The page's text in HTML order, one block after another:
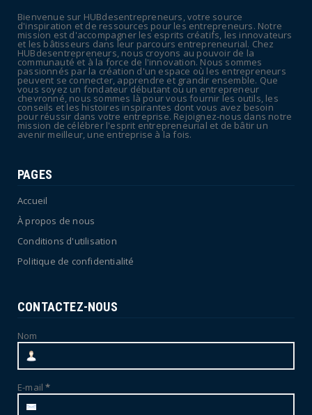
July 09, 2026
UNCATEGORIZED
La rentrée sera-t-elle chaude dans la
fonction publique ? Le...
July 08, 2026
Bienvenue sur HUBdesentrepreneurs, votre source
d'inspiration et de ressources pour les entrepreneurs. Notre
mission est d'accompagner les esprits créatifs, les innovateurs
et les bâtisseurs dans leur parcours entrepreneurial. Chez
HUBdesentrepreneurs, nous croyons au pouvoir de la
communauté et à la force de l'innovation. Nous sommes
passionnés par la création d'un espace où les entrepreneurs
peuvent se connecter, apprendre et grandir ensemble. Que
vous soyez un fondateur débutant ou un entrepreneur
chevronné, nous sommes là pour vous fournir les outils, les
conseils et les histoires inspirantes dont vous avez besoin
pour réussir dans votre entreprise. Rejoignez-nous dans notre
mission de célébrer l'esprit entrepreneurial et de bâtir un
avenir meilleur, une entreprise à la fois.
PAGES
Accueil
À propos de nous
Conditions d'utilisation
Politique de confidentialité
CONTACTEZ-NOUS
Nom
E-mail*